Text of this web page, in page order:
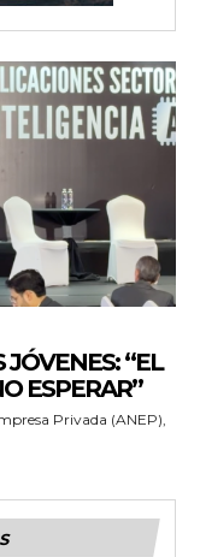
“EL
ESPERAR”
Privada (ANEP),